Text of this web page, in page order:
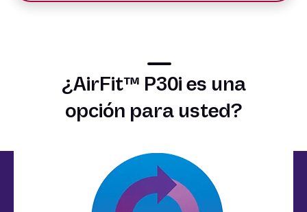
¿AirFit™ P30i es una
opción para usted?